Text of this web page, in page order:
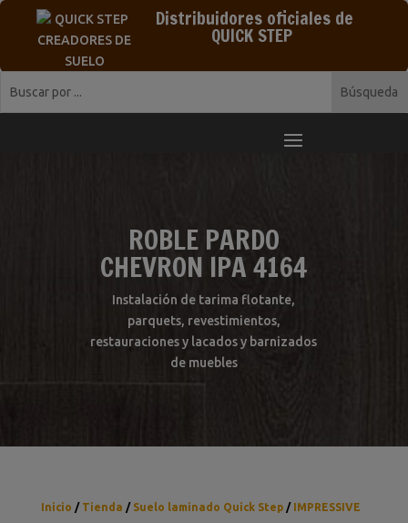
Distribuidores oficiales de
QUICK STEP
ROBLE PARDO
CHEVRON IPA 4164
Instalación de tarima flotante,
parquets, revestimientos,
restauraciones y lacados y barnizados
de muebles
Inicio / Tienda / Suelo laminado Quick Step/ IMPRESSIVE